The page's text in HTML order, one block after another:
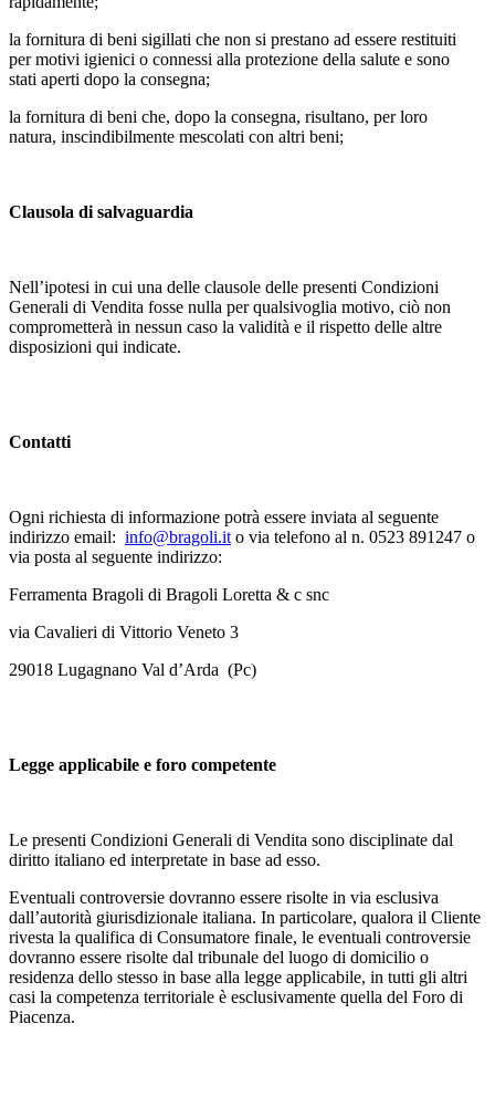
la fornitura di beni sigillati che non si prestano ad essere restituiti
per motivi igienici o connessi alla protezione della salute e sono
stati aperti dopo la consegna;
la fornitura di beni che, dopo la consegna, risultano, per loro
natura, inscindibilmente mescolati con altri beni;
Clausola di salvaguardia
Nell’ipotesi in cui una delle clausole delle presenti Condizioni
Generali di Vendita fosse nulla per qualsivoglia motivo, ciò non
comprometterà in nessun caso la validità e il rispetto delle altre
disposizioni qui indicate.
Contatti
Ogni richiesta di informazione potrà essere inviata al seguente
indirizzo email: info@bragoli.it o via telefono al n. 0523 891247 o
via posta al seguente indirizzo:
Ferramenta Bragoli di Bragoli Loretta & c snc
via Cavalieri di Vittorio Veneto 3
29018 Lugagnano Val d’Arda (Pc)
Legge applicabile e foro competente
Le presenti Condizioni Generali di Vendita sono disciplinate dal
diritto italiano ed interpretate in base ad esso.
Eventuali controversie dovranno essere risolte in via esclusiva
dall’autorità giurisdizionale italiana. In particolare, qualora il Cliente
rivesta la qualifica di Consumatore finale, le eventuali controversie
dovranno essere risolte dal tribunale del luogo di domicilio o
residenza dello stesso in base alla legge applicabile, in tutti gli altri
casi la competenza territoriale è esclusivamente quella del Foro di
Piacenza.